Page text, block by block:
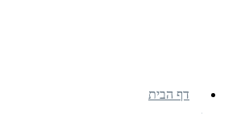
דף הבית